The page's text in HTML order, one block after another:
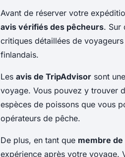
Avant de réserver votre
avis vérifiés des pêcheurs. Sur
critiques détaillées de
finlandais.
Les avis de TripAdvisor sont
voyage. Vous pouvez y trouver
espèces de poissons que vous
opérateurs de pêche.
De plus, en tant que membre
expérience après votre voyage.